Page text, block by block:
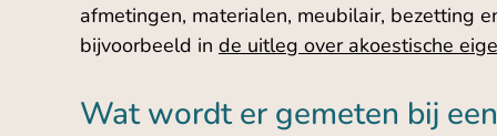
afmetingen, materialen, meubilair, bezetting
bijvoorbeeld in de uitleg over akoestische
Wat wordt er gemeten bij